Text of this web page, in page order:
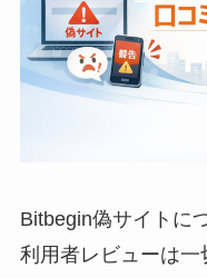
Bitbegin偽サイトに
利用者レビューは